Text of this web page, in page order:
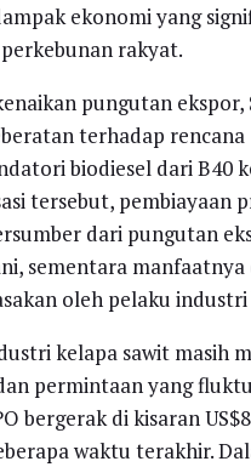
ekonomi yang
rakyat.
pungutan ekspor,
terhadap rencana
biodiesel dari B40
tersebut, pembiayaan
dari pungutan
sementara
oleh pelaku industri
kelapa sawit masih
permintaan yang
bergerak di kisaran
waktu terakhir.